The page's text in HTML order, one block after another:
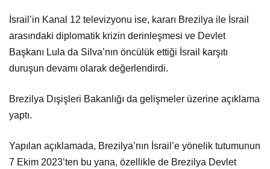
İsrail’in Kanal 12 televizyonu ise, kararı Brezilya ile İsrail
arasındaki diplomatik krizin derinleşmesi ve Devlet
Başkanı Lula da Silva’nın öncülük ettiği İsrail karşıtı
duruşun devamı olarak değerlendirdi.
Brezilya Dışişleri Bakanlığı da gelişmeler üzerine açıklama
yaptı.
Yapılan açıklamada, Brezilya’nın İsrail’e yönelik tutumunun
7 Ekim 2023’ten bu yana, özellikle de Brezilya Devlet